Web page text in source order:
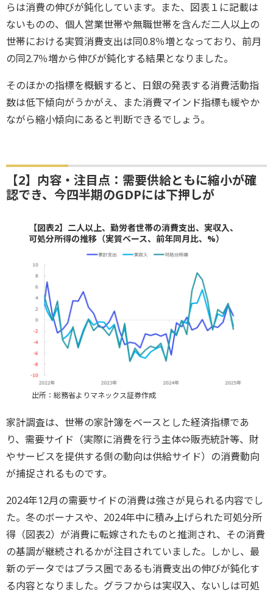
らは消費の伸びが鈍化しています。また、図表１に記載は
ないものの、個人営業世帯や無職世帯を含んだ二人以上の
世帯における実質消費支出は同0.8％増となっており、前月
の同2.7％増から伸びが鈍化する結果となりました。
そのほかの指標を概観すると、日銀の発表する消費活動指
数は低下傾向がうかがえ、また消費マインド指標も緩やか
ながら縮小傾向にあると判断できるでしょう。
【2】内容・注目点：需要供給ともに縮小が確
認でき、今四半期のGDPには下押しが
【図表2】二人以上、勤労者世帯の消費支出、実収入、
可処分所得の推移（実質ベース、前年同月比、%）
出所：総務省よりマネックス証券作成
家計調査は、世帯の家計簿をベースとした経済指標であ
り、需要サイド（実際に消費を行う主体⇔販売統計等、財
やサービスを提供する側の動向は供給サイド）の消費動向
が捕捉されるものです。
2024年12月の需要サイドの消費は強さが見られる内容でし
た。冬のボーナスや、2024年中に積み上げられた可処分所
得（図表2）が消費に転嫁されたものと推測され、その消費
の基調が継続されるかが注目されていました。しかし、最
新のデータではプラス圏であるも消費支出の伸びが鈍化す
る内容となりました。グラフからは実収入、ないしは可処